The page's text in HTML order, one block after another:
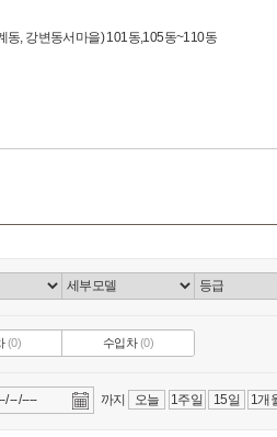
동, 강변동서마을) 101동,105동~110동
(0) 수입차(0)
까지 오늘 1주일 15일 1개